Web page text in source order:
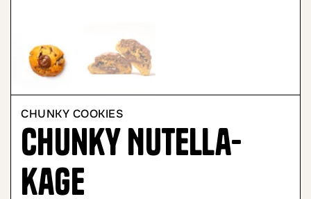
CHUNKY COOKIES
Chunky Nutella-
kage